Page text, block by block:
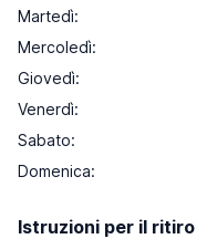
Martedì:
Mercoledì:
Giovedì:
Venerdì:
Sabato:
Domenica:
Istruzioni per il ritiro